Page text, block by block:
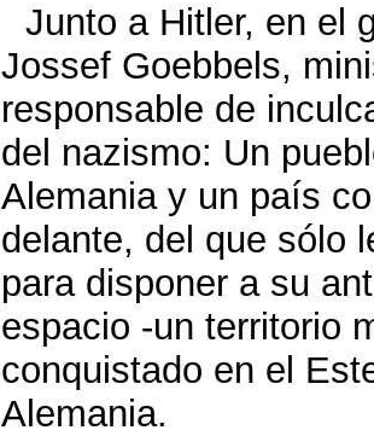
Junto a Hitler, en el
Jossef Goebbels,
responsable de
del nazismo: Un
Alemania y un país
delante, del que sólo
para disponer a su
espacio -un territorio
conquistado en el
Alemania.